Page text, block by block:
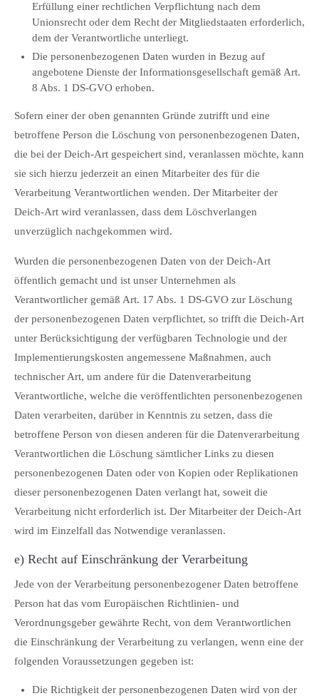
Erfüllung einer rechtlichen Verpflichtung nach dem
Unionsrecht oder dem Recht der Mitgliedstaaten erforderlich,
dem der Verantwortliche unterliegt.
Die personenbezogenen Daten wurden in Bezug auf
angebotene Dienste der Informationsgesellschaft gemäß Art.
8 Abs. 1 DS-GVO erhoben.
Sofern einer der oben genannten Gründe zutrifft und eine
betroffene Person die Löschung von personenbezogenen Daten,
die bei der Deich-Art gespeichert sind, veranlassen möchte, kann
sie sich hierzu jederzeit an einen Mitarbeiter des für die
Verarbeitung Verantwortlichen wenden. Der Mitarbeiter der
Deich-Art wird veranlassen, dass dem Löschverlangen
unverzüglich nachgekommen wird.
Wurden die personenbezogenen Daten von der Deich-Art
öffentlich gemacht und ist unser Unternehmen als
Verantwortlicher gemäß Art. 17 Abs. 1 DS-GVO zur Löschung
der personenbezogenen Daten verpflichtet, so trifft die Deich-Art
unter Berücksichtigung der verfügbaren Technologie und der
Implementierungskosten angemessene Maßnahmen, auch
technischer Art, um andere für die Datenverarbeitung
Verantwortliche, welche die veröffentlichten personenbezogenen
Daten verarbeiten, darüber in Kenntnis zu setzen, dass die
betroffene Person von diesen anderen für die Datenverarbeitung
Verantwortlichen die Löschung sämtlicher Links zu diesen
personenbezogenen Daten oder von Kopien oder Replikationen
dieser personenbezogenen Daten verlangt hat, soweit die
Verarbeitung nicht erforderlich ist. Der Mitarbeiter der Deich-Art
wird im Einzelfall das Notwendige veranlassen.
e) Recht auf Einschränkung der Verarbeitung
Jede von der Verarbeitung personenbezogener Daten betroffene
Person hat das vom Europäischen Richtlinien- und
Verordnungsgeber gewährte Recht, von dem Verantwortlichen
die Einschränkung der Verarbeitung zu verlangen, wenn eine der
folgenden Voraussetzungen gegeben ist:
Die Richtigkeit der personenbezogenen Daten wird von der